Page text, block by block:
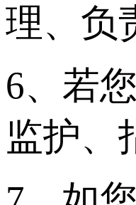
理、负
6、若
监护、